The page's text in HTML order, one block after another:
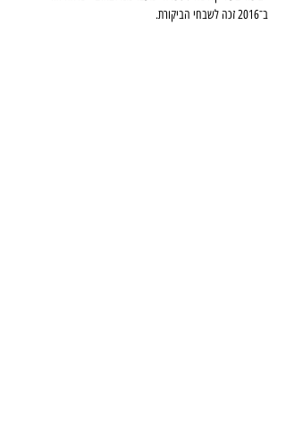
ב־2016 זכה לשבחי הביקורת.